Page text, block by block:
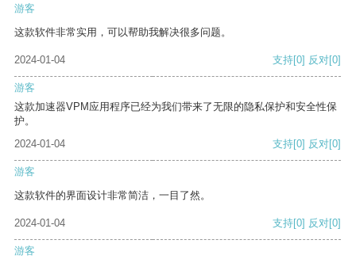
游客
这款软件非常实用，可以帮助我解决很多问题。
2024-01-04 支持[0] 反对[0]
游客
这款加速器VPM应用程序已经为我们带来了无限的隐私保护和安全性保
护。
2024-01-04
支持[0] 反对[0]
游客
这款软件的界面设计非常简洁，一目了然。
2024-01-04 支持[0] 反对[0]
游客